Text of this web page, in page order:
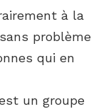
à la
problème
qui en
un groupe